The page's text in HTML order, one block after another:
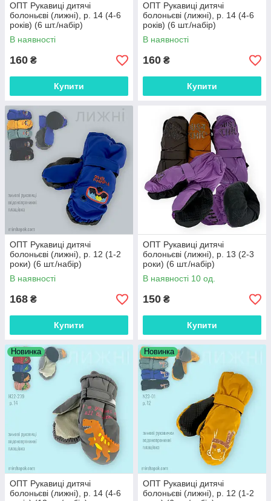
ОПТ Рукавиці дитячі
болоньєві (лижні), р. 14 (4-6
років) (6 шт./набір)
В наявності
160 ₴
Купити
ОПТ Рукавиці дитячі
болоньєві (лижні), р. 14 (4-6
років) (6 шт./набір)
В наявності
160 ₴
Купити
ОПТ Рукавиці дитячі
болоньєві (лижні), р. 12 (1-2
роки) (6 шт./набір)
В наявності
168 ₴
Купити
ОПТ Рукавиці дитячі
болоньєві (лижні), р. 13 (2-3
роки) (6 шт./набір)
В наявності 10 од.
150 ₴
Купити
Новинка
ОПТ Рукавиці дитячі
болоньєві (лижні), р. 14 (4-6
Новинка
ОПТ Рукавиці дитячі
болоньєві (лижні), р. 12 (1-2